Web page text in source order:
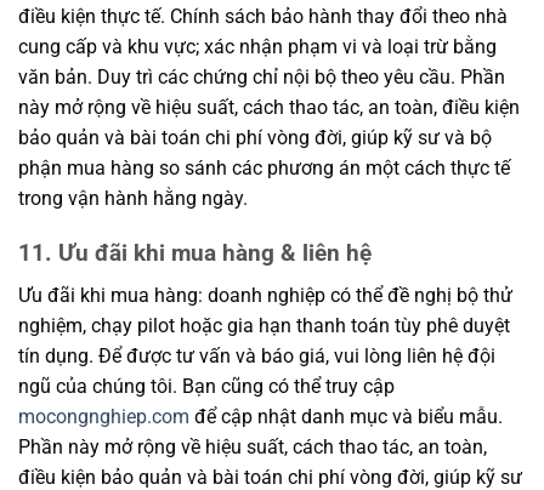
điều kiện thực tế. Chính sách bảo hành thay đổi theo nhà
cung cấp và khu vực; xác nhận phạm vi và loại trừ bằng
văn bản. Duy trì các chứng chỉ nội bộ theo yêu cầu. Phần
này mở rộng về hiệu suất, cách thao tác, an toàn, điều kiện
bảo quản và bài toán chi phí vòng đời, giúp kỹ sư và bộ
phận mua hàng so sánh các phương án một cách thực tế
trong vận hành hằng ngày.
11. Ưu đãi khi mua hàng & liên hệ
Ưu đãi khi mua hàng: doanh nghiệp có thể đề nghị bộ thử
nghiệm, chạy pilot hoặc gia hạn thanh toán tùy phê duyệt
tín dụng. Để được tư vấn và báo giá, vui lòng liên hệ đội
ngũ của chúng tôi. Bạn cũng có thể truy cập
mocongnghiep.com để cập nhật danh mục và biểu mẫu.
Phần này mở rộng về hiệu suất, cách thao tác, an toàn,
điều kiện bảo quản và bài toán chi phí vòng đời, giúp kỹ sư